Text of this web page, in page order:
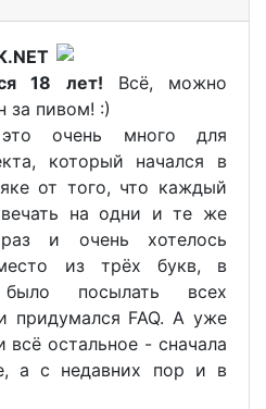
18 лет! Всё, можно
за пивом! :)
очень много для
который начался в
от того, что каждый
на одни и те же
и очень хотелось
из трёх букв, в
посылать всех
придумался FAQ. А уже
всё остальное - сначала
а с недавних пор и в